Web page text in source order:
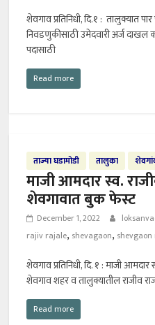
शेवगाव प्रतिनिधी, दि.१ : तालुक्यात पार
निवडणुकीसाठी उमेदवारी अर्ज दाखल
पदासाठी
Read more
ताज्या घडामोडी तालुका
माजी आमदार स्व.
शेवगावात बुक फेस्ट
December 1, 2022
rajiv rajale, shevagaon, shevgaon
शेवगाव प्रतिनिधी, दि. १ : माजी आमदार
शेवगाव शहर व तालुक्यातील राजीव
Read more